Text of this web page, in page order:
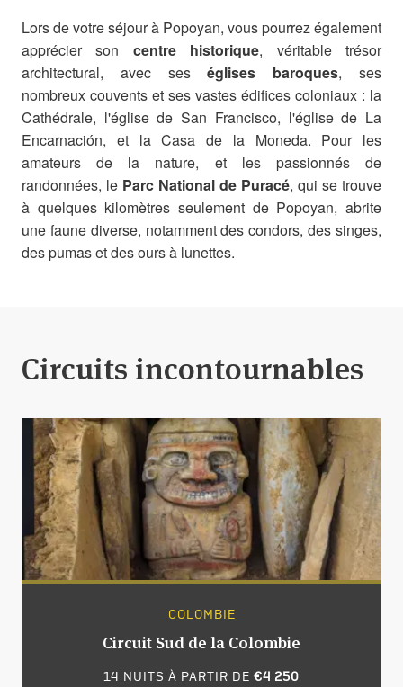
Lors de votre séjour à Popoyan, vous pourrez également
apprécier son centre historique, véritable trésor
architectural, avec seséglises baroques, ses
nombreux couvents et ses vastes édifices coloniaux : la
Cathédrale, l'église de San Francisco, l'église de La
Encarnación, et la Casa de la Moneda. Pour les
amateurs de la nature, et les passionnés de
randonnées, le Parc National de Puracé, qui se trouve
à quelques kilomètres seulement de Popoyan, abrite
une faune diverse, notamment des condors, des singes,
des pumas et des ours à lunettes.
Circuits incontournables
COLOMBIE
Circuit Sud de la Colombie
14 NUITS À PARTIR DE €4 250